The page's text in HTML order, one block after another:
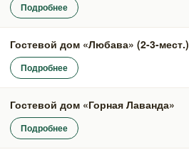
Подробнее
Гостевой дом «Любава» (2-3-мест.)
Подробнее
Гостевой дом «Горная Лаванда»
Подробнее